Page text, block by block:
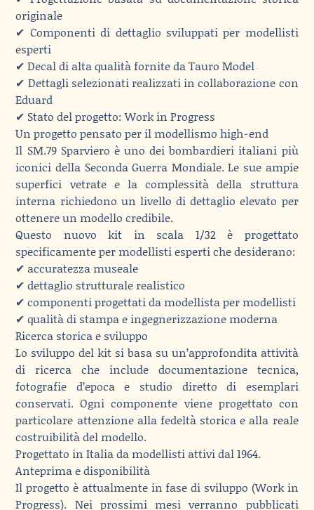
originale
✔ Componenti di dettaglio sviluppati per modellisti
esperti
✔ Decal di alta qualità fornite da Tauro Model
✔ Dettagli selezionati realizzati in collaborazione con
Eduard
✔ Stato del progetto: Work in Progress
Un progetto pensato per il modellismo high‑end
Il SM.79 Sparviero è uno dei bombardieri italiani più
iconici della Seconda Guerra Mondiale. Le sue ampie
superfici vetrate e la complessità della struttura
interna richiedono un livello di dettaglio elevato per
ottenere un modello credibile.
Questo nuovo kit in scala 1/32 è progettato
specificamente per modellisti esperti che desiderano:
✔ accuratezza museale
✔ dettaglio strutturale realistico
✔ componenti progettati da modellista per modellisti
✔ qualità di stampa e ingegnerizzazione moderna
Ricerca storica e sviluppo
Lo sviluppo del kit si basa su un’approfondita attività
di ricerca che include documentazione tecnica,
fotografie d’epoca e studio diretto di esemplari
conservati. Ogni componente viene progettato con
particolare attenzione alla fedeltà storica e alla reale
costruibilità del modello.
Progettato in Italia da modellisti attivi dal 1964.
Anteprima e disponibilità
Il progetto è attualmente in fase di sviluppo (Work in
Progress). Nei prossimi mesi verranno pubblicati